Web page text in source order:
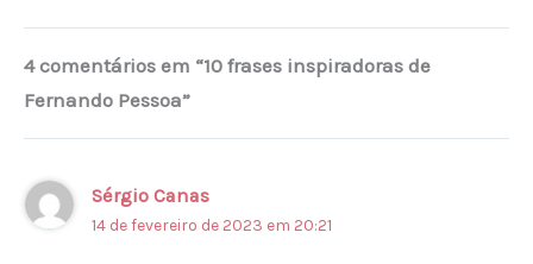
4 comentários em “10 frases inspiradoras de
Fernando Pessoa”
Sérgio Canas
14 de fevereiro de 2023 em 20:21